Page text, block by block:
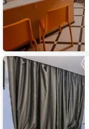
Мини-
отель
Хадсон
на
Гончарной